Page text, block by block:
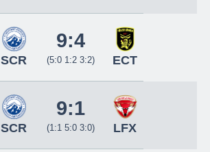
SCR
9:4
(5:0 1:2 3:2) ECT
SCR
9:1
(1:1 5:0 3:0) LFX